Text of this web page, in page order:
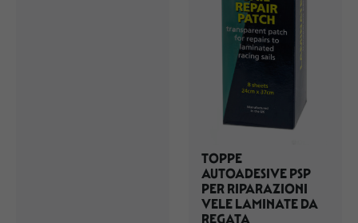
TOPPE
AUTOADESIVE PSP
PER RIPARAZIONI
VELE LAMINATE DA
REGATA